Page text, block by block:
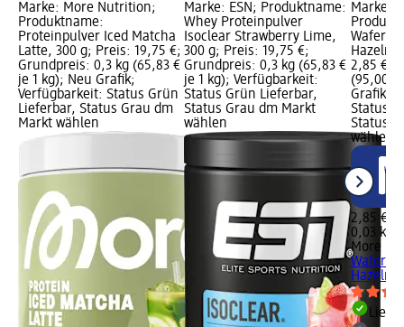
Marke: More Nutrition;
Produktname:
Proteinpulver Iced Matcha
Latte, 300 g; Preis: 19,75 €;
Grundpreis: 0,3 kg (65,83 €
je 1 kg); Neu Grafik;
Verfügbarkeit: Status Grün
Lieferbar, Status Grau dm
Markt wählen
Marke: ESN; Produktname:
Whey Proteinpulver
Isoclear Strawberry Lime,
300 g; Preis: 19,75 €;
Grundpreis: 0,3 kg (65,83 €
je 1 kg); Verfügbarkeit:
Status Grün Lieferbar,
Status Grau dm Markt
wählen
Marke:
Wafer
2,85 €;
(95,00 €
Grafik;
Status
Status
wählen
2,85 €
0,03 kg
More
Wafer